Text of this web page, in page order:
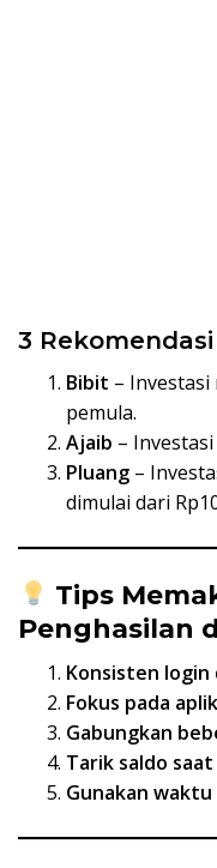
3
Bibit –
pemula.
Ajaib –
Pluang –
dimulai dari
Tips
Penghasilan
Konsisten login
Fokus pada
Gabungkan
Tarik saldo
Gunakan